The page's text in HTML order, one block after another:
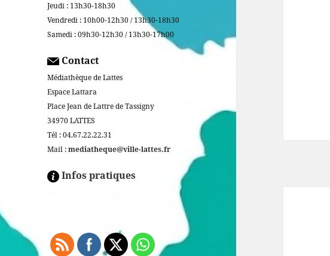
Jeudi : 13h30-18h30
Vendredi : 10h00-12h30 / 13h30-18h30
Samedi : 09h30-12h30 / 13h30-17h00
Contact
Médiathèque de Lattes
Espace Lattara
Place Jean de Lattre de Tassigny
34970 LATTES
Tél : 04.67.22.22.31
Mail :mediatheque@ville-lattes.fr
Infos pratiques